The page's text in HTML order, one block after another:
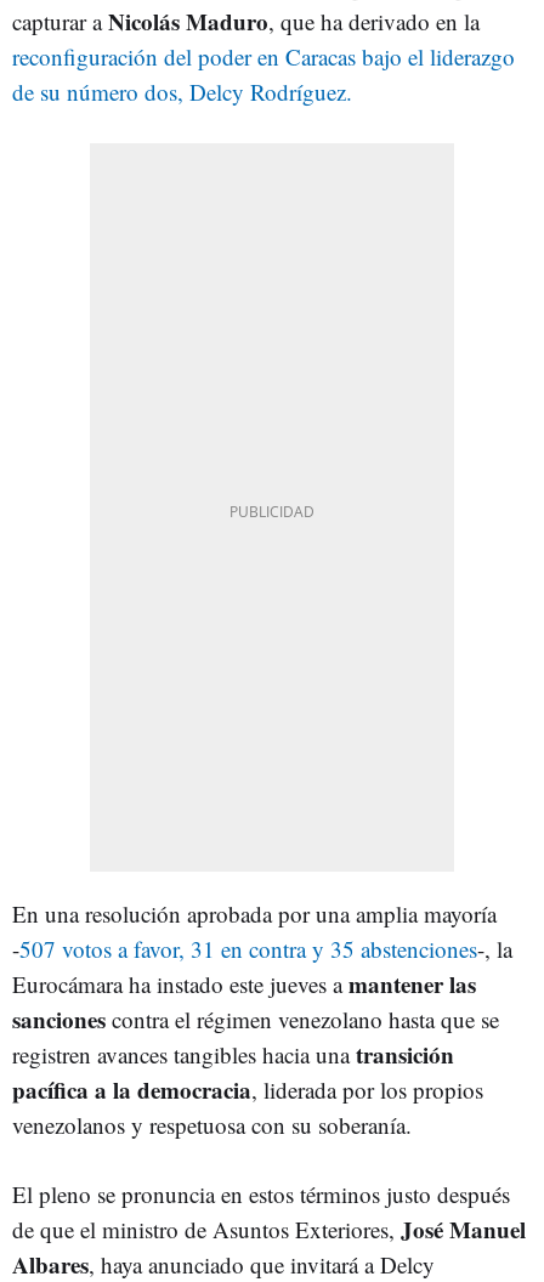
capturar aNicolás Maduro, que ha derivado en la
reconfiguración del poder en Caracas bajo el liderazgo
de su número dos, Delcy Rodríguez.
En una resolución aprobada por una amplia mayoría
-507 votos a favor, 31 en contra y 35 abstenciones-, la
Eurocámara ha instado este jueves amantener las
sanciones contra el régimen venezolano hasta que se
registren avances tangibles hacia unatransición
pacífica a la democracia, liderada por los propios
venezolanos y respetuosa con su soberanía.
El pleno se pronuncia en estos términos justo después
de que el ministro de Asuntos Exteriores, José Manuel
Albares, haya anunciado que invitará a Delcy